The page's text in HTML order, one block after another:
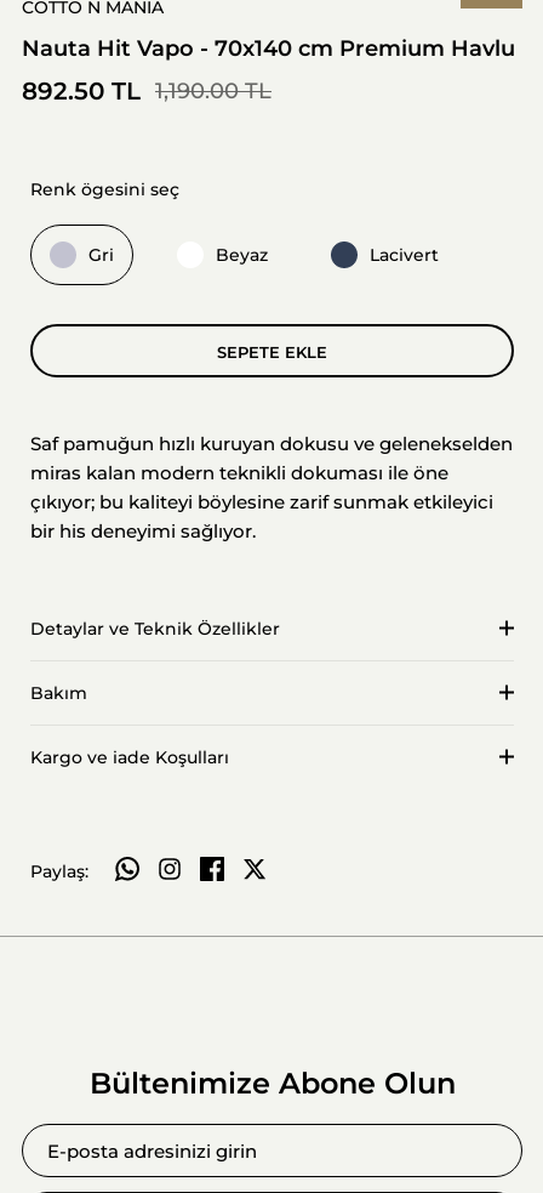
COTTO N MANIA
Nauta Hit Vapo - 70x140 cm Premium Havlu
892.50 TL 1,190.00 TL
Renk ögesini seç
Gri Beyaz Lacivert
SEPETE EKLE
Saf pamuğun hızlı kuruyan dokusu ve gelenekselden
miras kalan modern teknikli dokuması ile öne
çıkıyor; bu kaliteyi böylesine zarif sunmak etkileyici
bir his deneyimi sağlıyor.
Detaylar ve Teknik Özellikler
Bakım
Kargo ve iade Koşulları
Paylaş: WhatsApp ile paylaş
Bültenimize Abone Olun